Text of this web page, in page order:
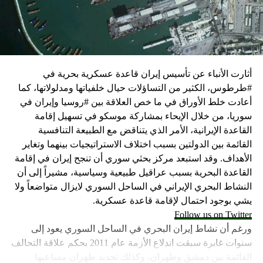
كما وقال بيان من مكتب نتنياهو إنه مصر على بقاء القوات
الإسرائيلية في محور فيلادلفيا “لمنع الإرهابيين من إعادة
التسلح”.
وفي هذا السياق، قال الكاتب والباحث السياسي الفلسطيني
جمال زقوت في حديث لـ”سكاي نيوز عربية”:
حماس ليست عقبة في المفاوضات وأي حديث من هذا
القبيل تجني على الموقف الفلسطيني.
المعضلة الأساسية هي أن نتنياهو يعرض المجتمع
الإسرائيلي والمنطقة للخطر.
حماس وافقت على الإطار الرئيسي الذي قدمه جو بايدن
وقالت إنها وافقت على تصورات يوليو.
حماس تدرك أن وقف إطلاق النار مصلحة لفلسطين
والمنطقة.
أثارت الأنباء عن تأسيس إيران قاعدة عسكرية بحرية في
#طرطوس، الكثير من التساؤلات حيال خلفياتها ومدلولاتها، كما
أعادت خلط الأوراق في ما خص العلاقة بين #روسيا وإيران في
سوريا، من خلال الإيحاء بمشاركة موسكو في تسهيل إقامة
القاعدة الإيرانية، الأمر الذي يتناقض مع الطبيعة التنافسية
القائمة بين الدولتين بسبب اختلاف الاستراتيجيات بينهما وتغاير
الأهداف. وقد استبعد مركز بحثي سوري أن تنجح إيران في إقامة
القاعدة البحرية بسبب عراقيل طبيعية وسياسية، مشيراً إلى أن
النشاط البحري الإيراني في الساحل السوري لايزال متواضعاً ولا
يشي بوجود احتمال لإقامة قاعدة عسكرية.
Follow us on Twitter
ورغم أن نشاط إيران البحري في الساحل السوري يعود إلى
سنوات غابرة سبقت اندلاع الأزمة عام 2011 بحكم علاقة التحالف